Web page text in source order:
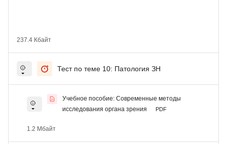
237.4 Кбайт
Тест по теме 10: Патология ЗН
Учебное пособие: Современные методы
исследования органа зрения
PDF
1.2 Мбайт